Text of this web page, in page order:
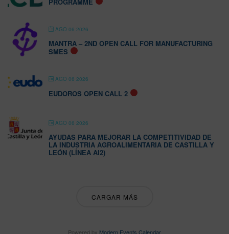
AGO 06 2026
MANTRA – 2ND OPEN CALL FOR MANUFACTURING
SMES
AGO 06 2026
EUDOROS OPEN CALL 2
AGO 06 2026
AYUDAS PARA MEJORAR LA COMPETITIVIDAD DE
LA INDUSTRIA AGROALIMENTARIA DE CASTILLA Y
LEÓN (LÍNEA AI2)
CARGAR MÁS
Powered by Modern Events Calendar